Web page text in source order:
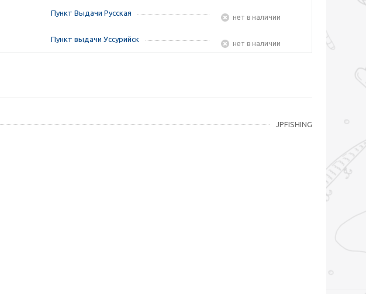
Пункт Выдачи Русская Нет в наличии
Пункт выдачи Уссурийск Нет в наличии
JPFISHING